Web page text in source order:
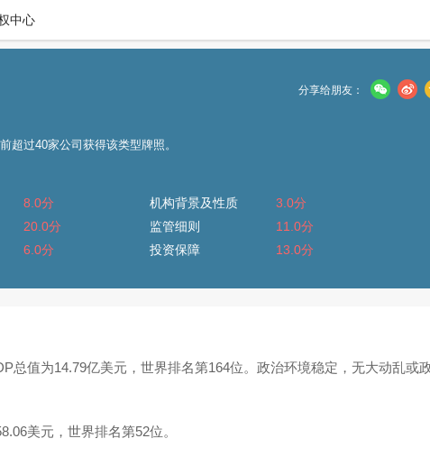
中心
分享给朋友：
超过40家公司获得该类型牌照。
8.0分 机构背景及性质
3.0分
20.0分 监管细则
11.0分
6.0分 投资保障 13.0分
总值为14.79亿美元，世界排名第164位。政治环境稳定，无大动乱或政
美元，世界排名第52位。